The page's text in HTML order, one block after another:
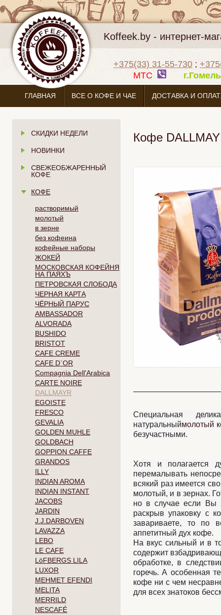
Koffeek.by - интернет-
+375(33) 31-55-730 ;
МТС
ГЛАВНАЯ ВСЕ О КОФЕ И ЧАЕ ДОСТАВКА И
СКИДКИ НЕДЕЛИ
НОВИНКИ
СВЕЖЕОБЖАРЕННЫЙ
КОФЕ
КОФЕ
растворимый
молотый
в зерне
без кофеина
кофейные наборы
ЖОКЕЙ
МОСКОВСКАЯ КОФЕЙНЯ
НА ПАЯХЪ
ПЕТРОВСКАЯ СЛОБОДА
ЧЕРНАЯ КАРТА
ЧЁРНЫЙ ПАРУС
AMBASSADOR
ALVORADA
BUSHIDO
BRISTOT
CAFE CREME
CAFE D`OR
Compagnia Dell'Arabica
CARTE NOIRE
DALLMAYR
EGOISTE
FRESCO
GEVALIA
GOLDEN MUHLE
GOLDBACH
GOPPION CAFFE
GRANDOS
ILLY
INDIAN AROMA
INDIAN INSTANT
JACOBS
JARDIN
J.J.DARBOVEN
LAVAZZA
LEBO
LE CAFE
LöFBERGS LILA
LUXOR
MEHMET EFENDI
MELITA
MERRILD
NESCAFÉ
Кофе
Специальная
натуральныймолотый
безучастными.
Хотя и полагается
перемалывать
всякий раз имеется
молотый, и в зернах.
но в случае если Вы
раскрыв упаковку с
завариваете, то по
аппетитный дух кофе.
На вкус сильный и в
содержит
обработке, в
горечь. А особенная
кофе ни с чем
для всех знатоков